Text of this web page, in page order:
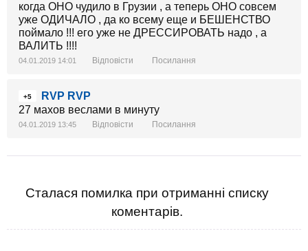
когда ОНО чудило в Грузии , а теперь ОНО совсем
уже ОДИЧАЛО , да ко всему еще и БЕШЕНСТВО
поймало !!! его уже не ДРЕССИРОВАТЬ надо , а
ВАЛИТЬ !!!!
04.01.2019 14:01 Відповісти Посилання
+5
RVP RVP
27 махов веслами в минуту
04.01.2019 13:45 Відповісти Посилання
Сталася помилка при отриманні списку
коментарів.